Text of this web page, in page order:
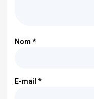
Nom*
E-mail*